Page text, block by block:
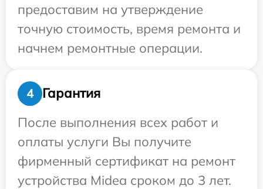
предоставим на утверждение
точную стоимость, время ремонта и
начнем ремонтные операции.
4
Гарантия
После выполнения всех работ и
оплаты услуги Вы получите
фирменный сертификат на ремонт
устройства Midea сроком до 3 лет.